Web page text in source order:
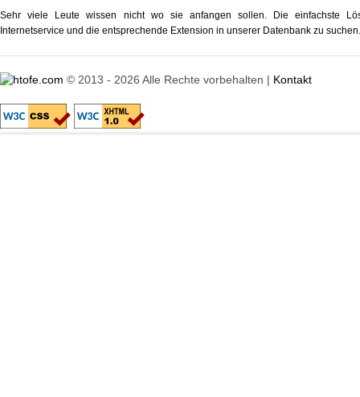
Sehr viele Leute wissen nicht wo sie anfangen sollen. Die einfachste
Internetservice und die entsprechende Extension in unserer Datenbank zu suchen.
© 2013 - 2026 Alle Rechte vorbehalten | Kontakt